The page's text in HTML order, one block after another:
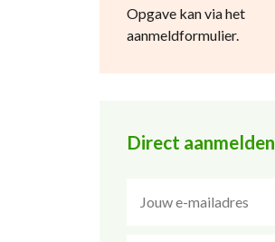
Opgave kan via het
aanmeldformulier.
Direct aanmelden